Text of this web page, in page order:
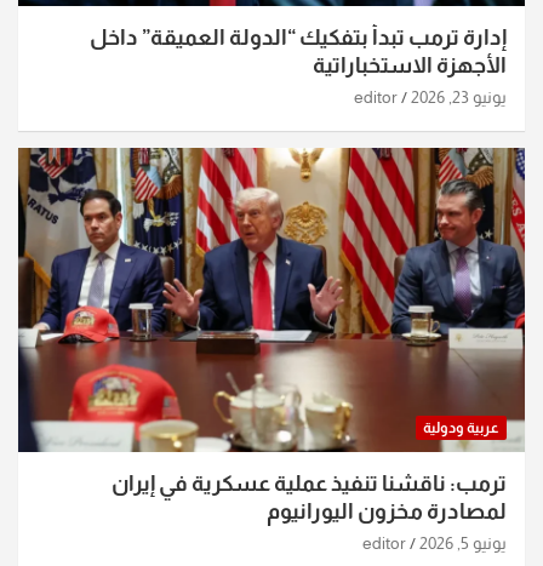
إدارة ترمب تبدأ بتفكيك “الدولة العميقة” داخل
الأجهزة الاستخباراتية
يونيو 23, 2026 editor
عربية ودولية
ترمب: ناقشنا تنفيذ عملية عسكرية في إيران
لمصادرة مخزون اليورانيوم
يونيو 5, 2026 editor